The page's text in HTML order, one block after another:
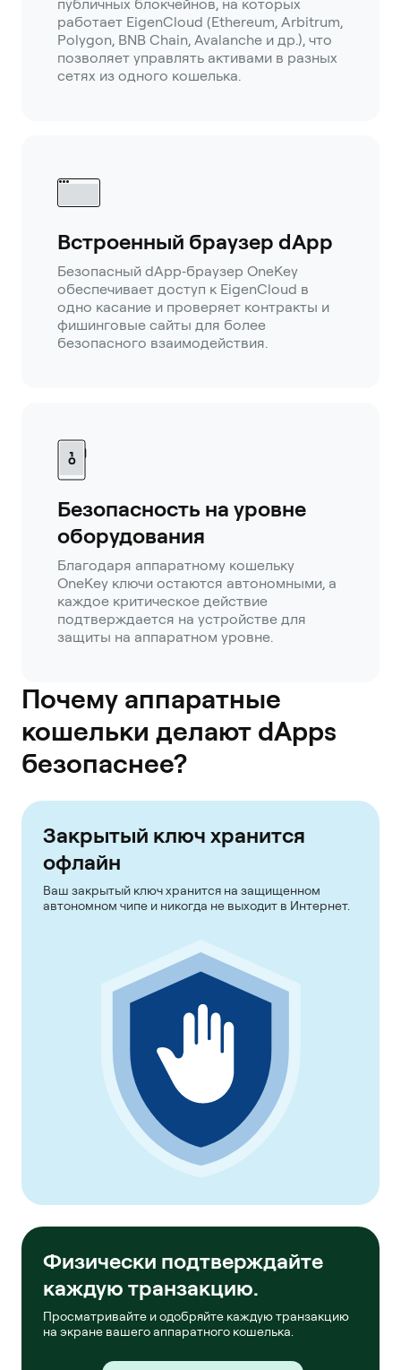
публичных блокчейнов, на которых
работает EigenCloud (Ethereum, Arbitrum,
Polygon, BNB Chain, Avalanche и др.), что
позволяет управлять активами в разных
сетях из одного кошелька.
Встроенный браузер dApp
Безопасный dApp‑браузер OneKey
обеспечивает доступ к EigenCloud в
одно касание и проверяет контракты и
фишинговые сайты для более
безопасного взаимодействия.
Безопасность на уровне
оборудования
Благодаря аппаратному кошельку
OneKey ключи остаются автономными, а
каждое критическое действие
подтверждается на устройстве для
защиты на аппаратном уровне.
Почему аппаратные
кошельки делают dApps
безопаснее?
Закрытый ключ хранится
офлайн
Ваш закрытый ключ хранится на защищенном
автономном чипе и никогда не выходит в Интернет.
Физически подтверждайте
каждую транзакцию.
Просматривайте и одобряйте каждую транзакцию
на экране вашего аппаратного кошелька.